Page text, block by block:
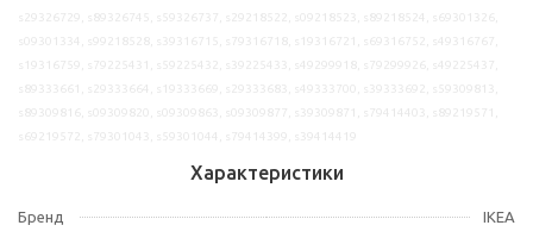
Характеристики
Бренд IKEA